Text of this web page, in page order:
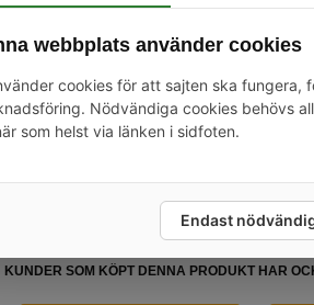
Drivdonsmodell: Konstantström
Frekvens: 50/60Hz
Kapslingsklass: IP20
Kontroll: ON/OFF
Mått (LxBxH): 123x79x24 mm
Spänning: 220-240V
KUNDER SOM KÖPT DENNA PRODUKT HAR
webbplats använder cookies
cookies för att sajten ska fungera,
Nödvändiga cookies behövs
som helst via länken i sidfoten.
Endast